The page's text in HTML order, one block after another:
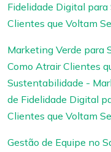
Fidelidade Digital para
Clientes que Voltam
Marketing Verde para
Como Atrair Clientes
Sustentabilidade -
de Fidelidade Digital
Clientes que Voltam
Gestão de Equipe no